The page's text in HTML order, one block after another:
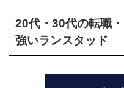
20代・30代の転職
強いランスタッド